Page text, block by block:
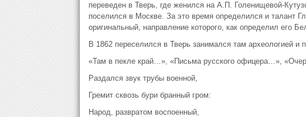
переведен в Тверь, где женился на А.П. Голенищевой-
поселился в Москве. За это время определился и талант
оригинальный, направление которого, как определил его
В 1862 переселился в Тверь занимался там археологией
«Там в пекле край…», «Письма русского офицера…»,
Раздался звук трубы военной,
Гремит сквозь бури бранный гром:
Народ, развратом воспоенный,